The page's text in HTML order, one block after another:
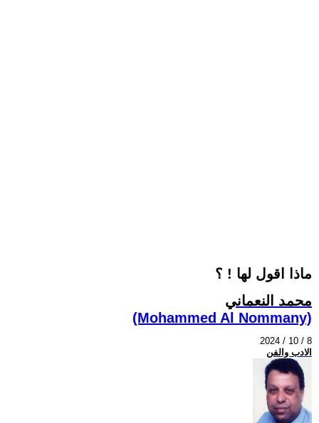
ماذا اقول لها ! ؟
محمد النعماني
(Mohammed Al Nommany)
2024 / 10 / 8
الادب والفن